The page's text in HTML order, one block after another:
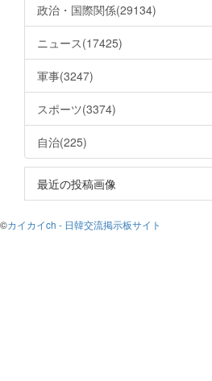
政治・国際関係(29134)
ニュース(17425)
軍事(3247)
スポーツ(3374)
自治(225)
最近の投稿画像
©カイカイch - 日韓交流掲示板サイト